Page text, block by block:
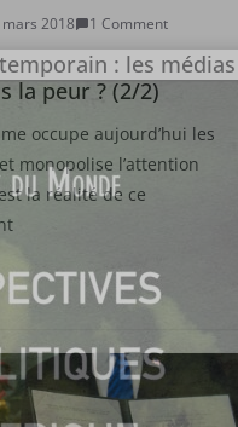
2018 1 Comment
: les médias
la peur ? (2/2)
occupe aujourd’hui les
monopolise l’attention
la réalité de ce